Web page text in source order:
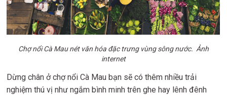
Chợ nổi Cà Mau nét văn hóa đặc trưng vùng sông nước. Ảnh
internet
Dừng chân ở chợ nổi Cà Mau bạn sẽ có thêm nhiều trải
nghiệm thú vị như ngắm bình minh trên ghe hay lênh đênh